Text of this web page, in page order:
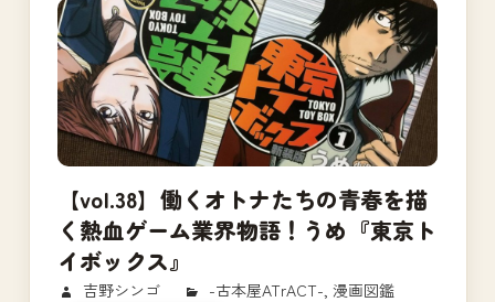
【vol.38】働くオトナたちの青春を描
く熱血ゲーム業界物語！うめ『東京ト
イボックス』
2017/11/25
吉野シンゴ -古本屋ATrACT- ,漫画図鑑